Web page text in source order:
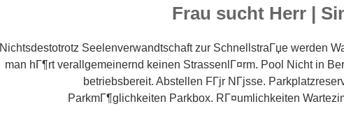
Frau sucht Herr |
Nichtsdestotrotz Seelenverwandtschaft zur SchnellstraГџe werden
man hГ¶rt verallgemeinernd keinen StrassenlГ¤rm. Pool Nicht in
betriebsbereit. Abstellen FГјr NГјsse.
ParkmГ¶glichkeiten Parkbox. RГ¤umlichkeiten